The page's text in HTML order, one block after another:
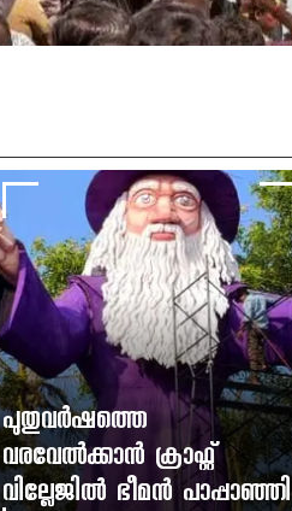
പുതുവർഷത്തെ
വരവേൽക്കാൻ ക്രാഫ്റ്റ്
വില്ലേജിൽ ഭീമൻ പാപ്പാഞ്ഞി